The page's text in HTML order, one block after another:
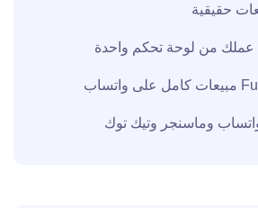
حقيقية
عملك من لوحة تحكم واحدة
واتساب وماسنجر وتيك توك